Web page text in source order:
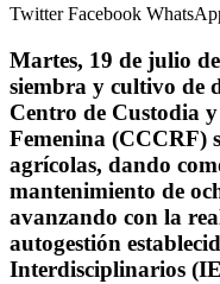
TwitterFacebook
Martes, 19 de julio
siembra y cultivo de
Centro de Custodia
Femenina (CCCRF)
agrícolas, dando
mantenimiento de
avanzando con la
autogestión
Interdisciplinarios